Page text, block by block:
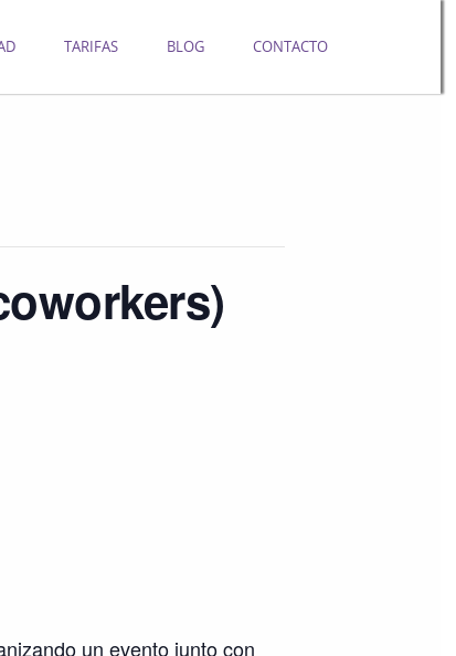
TARIFAS BLOG CONTACTO
un evento junto con